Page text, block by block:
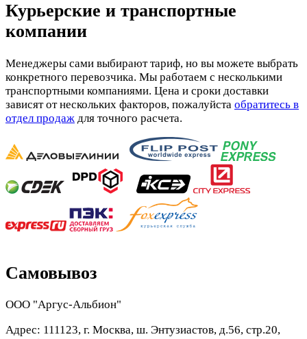
Курьерские и транспортные
компании
Менеджеры сами выбирают тариф, но вы можете выбрать
конкретного перевозчика. Мы работаем с несколькими
транспортными компаниями. Цена и сроки доставки
зависят от нескольких факторов, пожалуйста обратитесь в
отдел продаж для точного расчета.
Самовывоз
ООО "Аргус-Альбион"
Адрес: 111123, г. Москва, ш. Энтузиастов, д.56, стр.20,